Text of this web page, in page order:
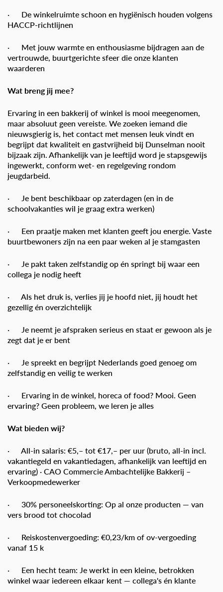
· De winkelruimte schoon en hygiënisch houden volgens
HACCP-richtlijnen
· Met jouw warmte en enthousiasme bijdragen aan de
vertrouwde, buurtgerichte sfeer die onze klanten
waarderen
Wat breng jij mee?
Ervaring in een bakkerij of winkel is mooi meegenomen,
maar absoluut geen vereiste. We zoeken iemand die
nieuwsgierig is, het contact met mensen leuk vindt en
begrijpt dat kwaliteit en gastvrijheid bij Dunselman nooit
bijzaak zijn. Afhankelijk van je leeftijd word je stapsgewijs
ingewerkt, conform wet- en regelgeving rondom
jeugdarbeid.
· Je bent beschikbaar op zaterdagen (en in de
schoolvakanties wil je graag extra werken)
· Een praatje maken met klanten geeft jou energie. Vaste
buurtbewoners zijn na een paar weken al je stamgasten
· Je pakt taken zelfstandig op én springt bij waar een
collega je nodig heeft
· Als het druk is, verlies jij je hoofd niet, jij houdt het
gezellig én overzichtelijk
· Je neemt je afspraken serieus en staat er gewoon als je
zegt dat je er bent
· Je spreekt en begrijpt Nederlands goed genoeg om
zelfstandig en veilig te werken
· Ervaring in de winkel, horeca of food? Mooi. Geen
ervaring? Geen probleem, we leren je alles
Wat bieden wij?
· All-in salaris: €5,– tot €17,– per uur (bruto, all-in incl.
vakantiegeld en vakantiedagen, afhankelijk van leeftijd en
ervaring) · CAO Commercie Ambachtelijke Bakkerij –
Verkoopmedewerker
· 30% personeelskorting: Op al onze producten — van
vers brood tot chocolad
· Reiskostenvergoeding: €0,23/km of ov-vergoeding
vanaf 15 k
· Een hecht team: Je werkt in een kleine, betrokken
winkel waar iedereen elkaar kent — collega's én klante